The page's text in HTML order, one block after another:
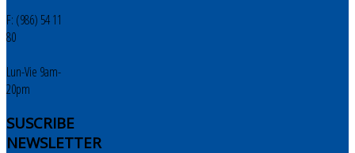
F: (986) 54 11
80
Lun-Vie 9am-
20pm
SUSCRIBE
NEWSLETTER